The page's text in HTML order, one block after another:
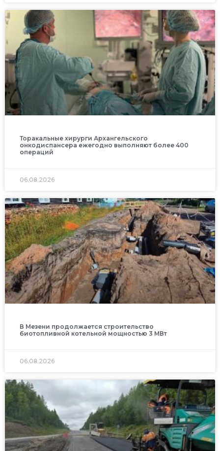
Торакальные хирурги Архангельского
онкодиспансера ежегодно выполняют более 400
операций
06.08.2026
В Мезени продолжается строительство
биотопливной котельной мощностью 3 МВт
06.08.2026